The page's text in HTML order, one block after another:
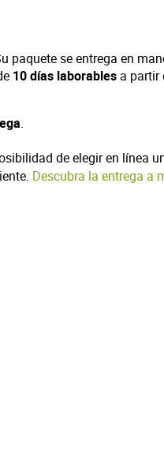
se entrega en
10 días laborables a partir
.
de elegir en línea
Descubra la entrega a